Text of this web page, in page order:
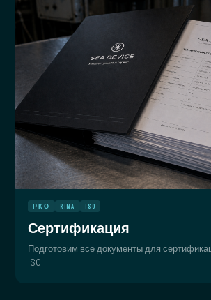
РКО RINA ISO
Сертификация
Подготовим все документы для
ISO